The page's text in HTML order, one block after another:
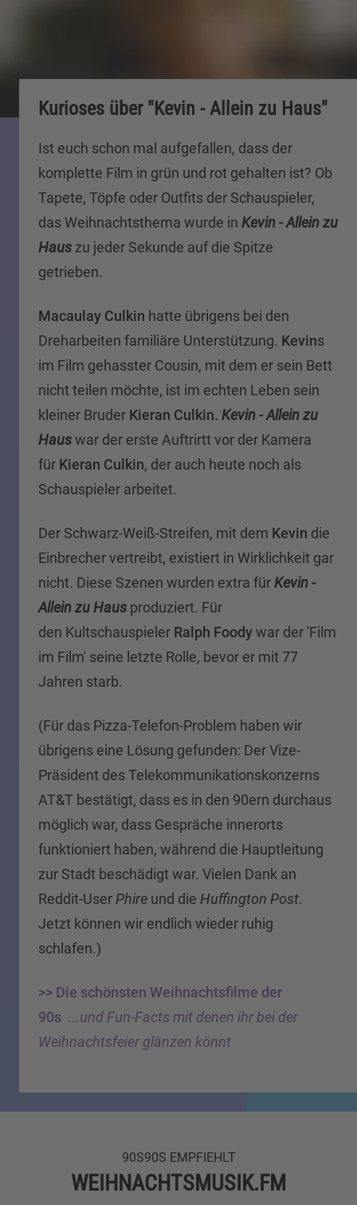
Kurioses über "Kevin - Allein zu Haus"
Ist euch schon mal aufgefallen, dass der
komplette Film in grün und rot gehalten ist? Ob
Tapete, Töpfe oder Outfits der Schauspieler,
das Weihnachtsthema wurde in Kevin - Allein zu
Haus zu jeder Sekunde auf die Spitze
getrieben.
Macaulay Culkin hatte übrigens bei den
Dreharbeiten familiäre Unterstützung. Kevins
im Film gehasster Cousin, mit dem er sein Bett
nicht teilen möchte, ist im echten Leben sein
kleiner Bruder Kieran Culkin. Kevin - Allein zu
Hauswar der erste Auftrirtt vor der Kamera
für Kieran Culkin, der auch heute noch als
Schauspieler arbeitet.
Der Schwarz-Weiß-Streifen, mit dem Kevin die
Einbrecher vertreibt, existiert in Wirklichkeit gar
nicht. Diese Szenen wurden extra fürKevin -
Allein zu Haus produziert. Für
den Kultschauspieler Ralph Foodywar der 'Film
im Film' seine letzte Rolle, bevor er mit 77
Jahren starb.
(Für das Pizza-Telefon-Problem haben wir
übrigens eine Lösung gefunden: Der Vize-
Präsident des Telekommunikationskonzerns
AT&T bestätigt, dass es in den 90ern durchaus
möglich war, dass Gespräche innerorts
funktioniert haben, während die Hauptleitung
zur Stadt beschädigt war. Vielen Dank an
Reddit-UserPhire und die Huffington Post.
Jetzt können wir endlich wieder ruhig
schlafen.)
>> Die schönsten Weihnachtsfilme der
90s ...und Fun-Facts mit denen ihr bei der
Weihnachtsfeier glänzen könnt
90S90S EMPFIEHLT
WEIHNACHTSMUSIK.FM